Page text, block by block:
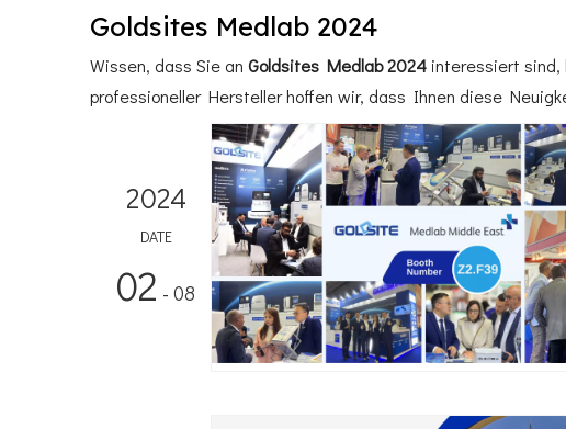
Goldsites Medlab 2024
Wissen, dass Sie an Goldsites Medlab 2024 interessiert sind,
professioneller Hersteller hoffen wir, dass Ihnen diese
2024
DATE
02 - 08